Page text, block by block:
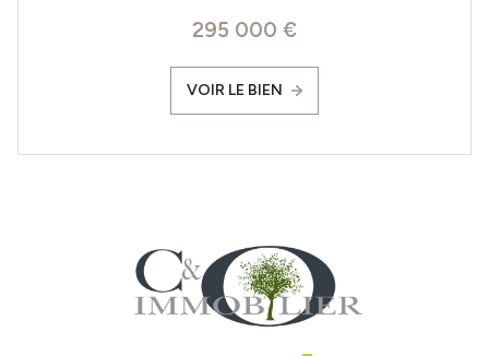
295 000 €
VOIR LE BIEN